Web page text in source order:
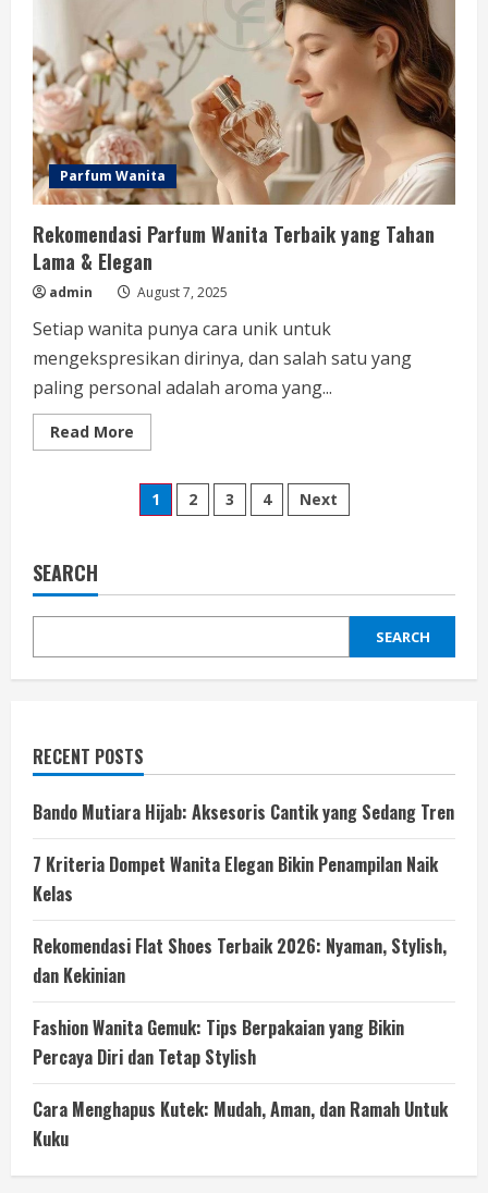
Kecantikan
yang
Makin
Digemari
di
Kota
Hujan
Parfum Wanita
Rekomendasi Parfum Wanita Terbaik yang Tahan
Lama & Elegan
admin August 7, 2025
Setiap wanita punya cara unik untuk
mengekspresikan dirinya, dan salah satu yang
paling personal adalah aroma yang...
Read More
more
Parfum
Wanita
Terbaik
Elegan
Posts
1 2 3 4 Next
SEARCH
SEARCH
RECENT POSTS
Bando Mutiara Hijab: Aksesoris Cantik yang Sedang Tren
7 Kriteria Dompet Wanita Elegan Bikin Penampilan Naik
Kelas
Rekomendasi Flat Shoes Terbaik 2026: Nyaman, Stylish,
dan Kekinian
Fashion Wanita Gemuk: Tips Berpakaian yang Bikin
Percaya Diri dan Tetap Stylish
Cara Menghapus Kutek: Mudah, Aman, dan Ramah Untuk
Kuku